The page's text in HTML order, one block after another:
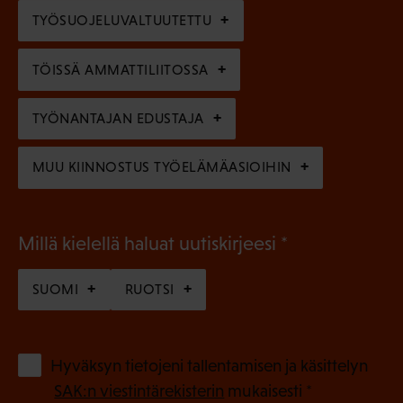
e
n
)
i
n
e
n
)
TYÖSUOJELUVALTUUTETTU
TÖISSÄ AMMATTILIITOSSA
TYÖNANTAJAN EDUSTAJA
MUU KIINNOSTUS TYÖELÄMÄASIOIHIN
Millä kielellä haluat uutiskirjeesi
o
l
SUOMI RUOTSI
Hyväksyn tietojeni tallentamisen ja käsittelyn
SAK:n viestintärekisterin mukaisesti *